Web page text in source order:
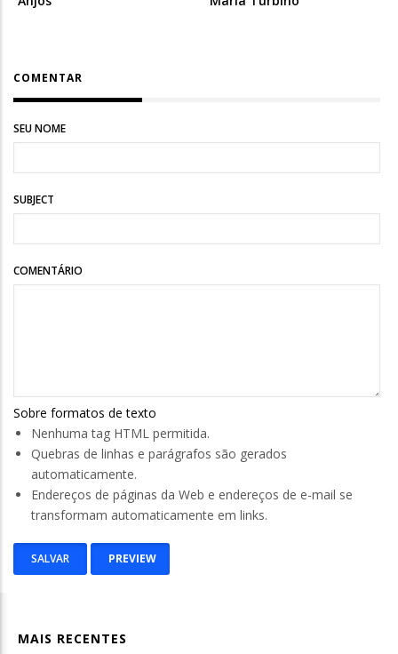
COMENTAR
SEU NOME
SUBJECT
COMENTÁRIO
Sobre formatos de texto
Nenhuma tag HTML permitida.
Quebras de linhas e parágrafos são gerados
automaticamente.
Endereços de páginas da Web e endereços de e-mail se
transformam automaticamente em links.
MAIS RECENTES